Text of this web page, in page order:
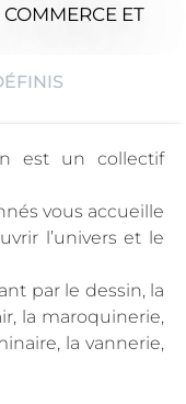
ET
est un collectif
vous accueille
l’univers et le
par le dessin, la
la maroquinerie,
la vannerie,